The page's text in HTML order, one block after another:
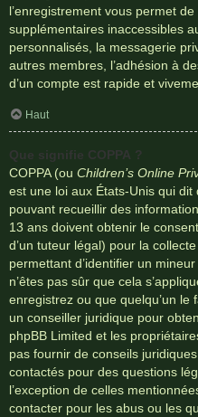
l’enregistrement vous permet
supplémentaires inaccessibles
personnalisés, la messagerie
autres membres, l’adhésion à
d’un compte est rapide et
Haut
Que signifie COPPA ?
COPPA (ou Children’s Online
est une loi aux États-Unis qui
pouvant recueillir des
13 ans doivent obtenir le
d’un tuteur légal) pour la
permettant d’identifier un
n’êtes pas sûr que cela
enregistrez ou que quelqu’un le
un conseiller juridique pour
phpBB Limited et les
pas fournir de conseils
contactés pour des questions
l’exception de celles
contacter pour les abus ou les